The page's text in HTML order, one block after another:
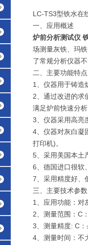
LC-TS3型铁水在
一、应用概述
炉前分析测试仪
场测量灰铁、玛
了常规分析仪器
二、主要功能特点
1、仪器用于铸造
2、通过改进的求
满足炉前快速分
3、仪器采用高亮
4、仪器对灰白凝
打印机)。
5、采用美国本土
6、德国进口很软
7、采用精度好、
三、主要技术参数
1、应用功能：
2、测量范围：C
3、测量精度: C
4、测量时间：不